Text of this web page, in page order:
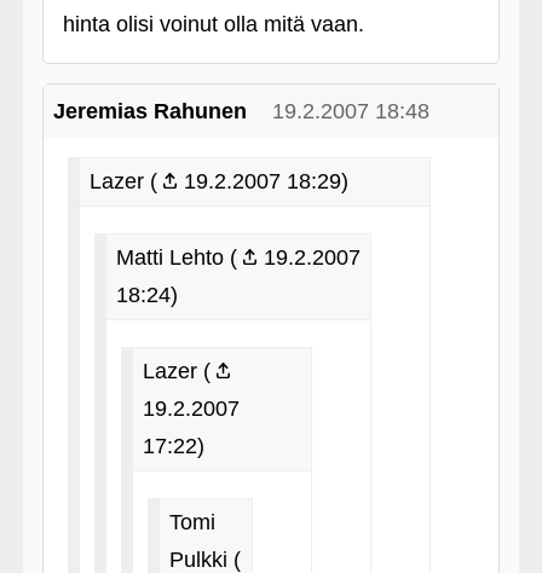
hinta olisi voinut olla mitä vaan.
Jeremias Rahunen 19.2.2007 18:48
Lazer ( 19.2.2007 18:29)
Matti Lehto (
19.2.2007
18:24)
Lazer (
19.2.2007
17:22)
Tomi
Pulkki (